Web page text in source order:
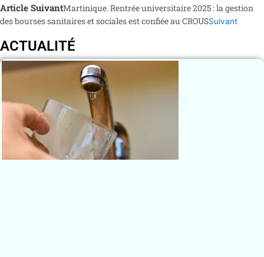
Article SuivantMartinique. Rentrée universitaire 2025 : la gestion
des bourses sanitaires et sociales est confiée au CROUSSuivant
ACTUALITÉ